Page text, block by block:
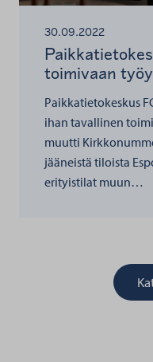
30.09.2022
toimivaan
Paikkatietokeskus
ihan tavallinen
muutti
jääneistä tiloista
erityistilat muun…